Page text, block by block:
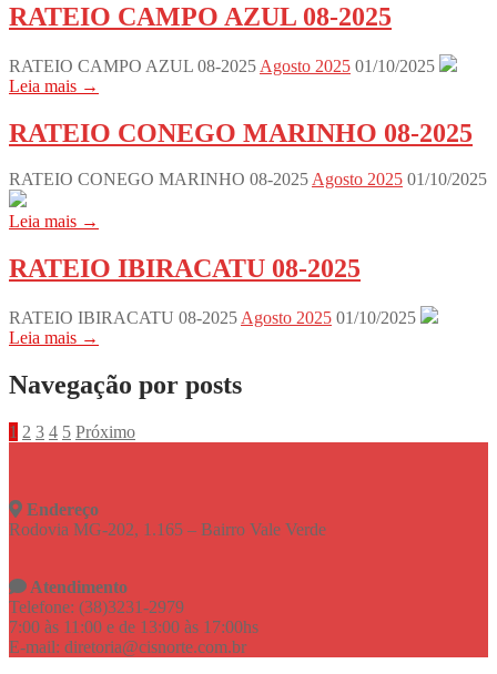
RATEIO CAMPO AZUL 08-2025
RATEIO CAMPO AZUL 08-2025 Agosto 2025 01/10/2025
Leia mais →
RATEIO CONEGO MARINHO 08-2025
RATEIO CONEGO MARINHO 08-2025Agosto 2025 01/10/2025
Leia mais →
RATEIO IBIRACATU 08-2025
RATEIO IBIRACATU 08-2025 Agosto 2025 01/10/2025
Leia mais →
Navegação por posts
1 2 3 4 5 Próximo
Endereço
Rodovia MG-202, 1.165 – Bairro Vale Verde
Atendimento
Telefone: (38)3231-2979
7:00 às 11:00 e de 13:00 às 17:00hs
E-mail: diretoria@cisnorte.com.br